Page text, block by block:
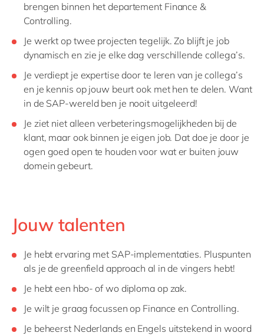
brengen binnen het departement Finance &
Controlling.
Je werkt op twee projecten tegelijk. Zo blijft je job
dynamisch en zie je elke dag verschillende collega’s.
Je verdiept je expertise door te leren van je collega’s
en je kennis op jouw beurt ook met hen te delen. Want
in de SAP-wereld ben je nooit uitgeleerd!
Je ziet niet alleen verbeteringsmogelijkheden bij de
klant, maar ook binnen je eigen job. Dat doe je door je
ogen goed open te houden voor wat er buiten jouw
domein gebeurt.
Jouw talenten
Je hebt ervaring met SAP-implementaties. Pluspunten
als je de greenfield approach al in de vingers hebt!
Je hebt een hbo- of wo diploma op zak.
Je wilt je graag focussen op Finance en Controlling.
Je beheerst Nederlands en Engels uitstekend in woord